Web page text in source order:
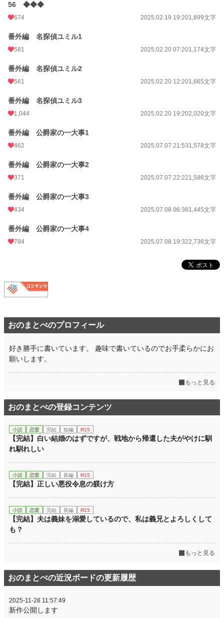
56 ◆◆◆
674 2025.02.19 19:201,899文字
番外編 名探偵ユミル1
581 2025.02.20 07:201,174文字
番外編 名探偵ユミル2
561 2025.02.20 12:201,665文字
番外編 名探偵ユミル3
1,044 2025.02.20 19:202,020文字
番外編 公爵家の一大事1
462 2025.07.07 21:531,578文字
番外編 公爵家の一大事2
371 2025.07.07 22:221,586文字
番外編 公爵家の一大事3
434 2025.07.08 06:381,445文字
番外編 公爵家の一大事4
784 2025.07.08 19:322,736文字
おのまとぺのプロフィール
好き勝手に書いています。 趣味で書いているのでお手柔らかにお
願いします。
もっと見る
おのまとぺの登録コンテンツ
小説 恋愛 完結 短編 R15
【完結】白い結婚のはずですが、戦地から帰還した夫がやけに馴
れ馴れしい
小説 恋愛 完結 長編 R15
【完結】正しい悪役令息の躾け方
小説 恋愛 完結 長編 R15
【完結】夫は義妹を溺愛しているので、私は義兄とよろしくして
も？
もっと見る
おのまとぺの近況ボードの更新履歴
2025-11-28 11:57:49
新作公開します